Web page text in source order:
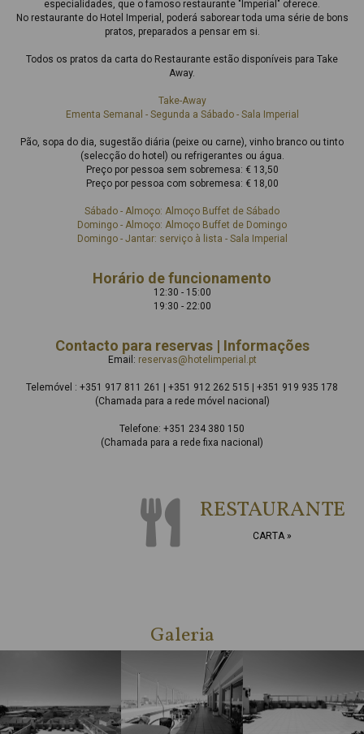
especialidades, que o famoso restaurante "Imperial" oferece.
No restaurante do Hotel Imperial, poderá saborear toda uma série de bons
pratos, preparados a pensar em si.
Todos os pratos da carta do Restaurante estão disponíveis para Take
Away.
Take-Away
Ementa Semanal - Segunda a Sábado - Sala Imperial
Pão, sopa do dia, sugestão diária (peixe ou carne), vinho branco ou tinto
(selecção do hotel) ou refrigerantes ou água.
Preço por pessoa sem sobremesa: € 13,50
Preço por pessoa com sobremesa: € 18,00
Sábado - Almoço: Almoço Buffet de Sábado
Domingo - Almoço: Almoço Buffet de Domingo
Domingo - Jantar: serviço à lista - Sala Imperial
Horário de funcionamento
12:30 - 15:00
19:30 - 22:00
Contacto para reservas | Informações
Email: reservas@hotelimperial.pt
Telemóvel : +351 917 811 261 | +351 912 262 515 | +351 919 935 178
(Chamada para a rede móvel nacional)
Telefone: +351 234 380 150
(Chamada para a rede fixa nacional)
RESTAURANTE
CARTA »
Galeria